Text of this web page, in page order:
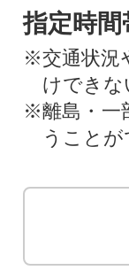
指定時
※交通状況
けできな
※離島・一
うことが